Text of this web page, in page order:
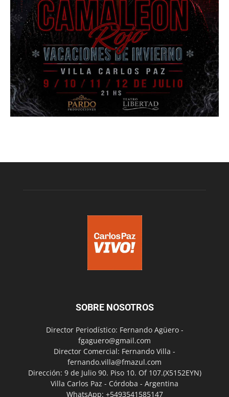
SOBRE NOSOTROS
Director Periodístico: Fernando Agüero -
fgaguero@gmail.com
Director Comercial: Fernando Villa -
fernando.villa@fmazul.com
Dirección: 9 de Julio 90. Piso 10. Of 107.(X5152EYN)
Villa Carlos Paz - Córdoba - Argentina
WhatsApp: +5493541585147